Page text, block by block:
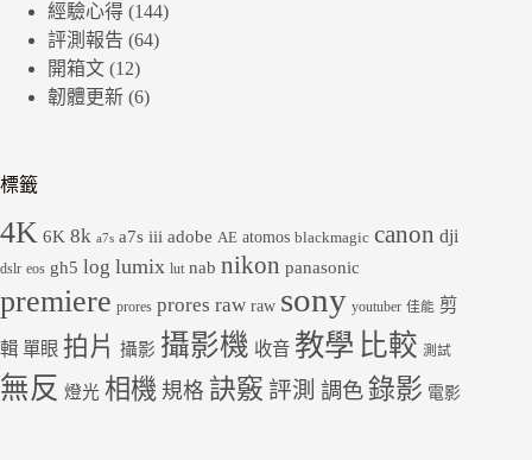
經驗心得 (144)
評測報告 (64)
開箱文 (12)
韌體更新 (6)
標籤
4K 6K 8k a7s a7s iii adobe AE atomos blackmagic canon dji
dslr eos gh5 log lumix lut nab nikon panasonic
premiere prores prores raw raw sony youtuber 佳能 剪
輯 單眼 拍片 攝影 攝影機 收音 教學 比較 測試
無反 燈光 相機 規格 訣竅 評測 調色 錄影 電影